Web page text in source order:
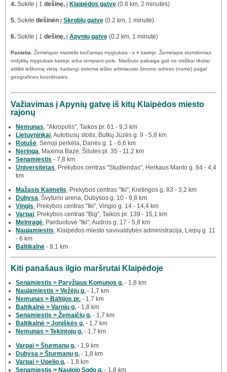
4. Sukite į 1 dešinę, į Klaipėdos gatvę (0.8 km, 2 minutės)
5. Sukite dešinėn į Skroblų gatvę (0.2 km, 1 minutė)
6. Sukite į 1 dešinę, į Apynių gatvę (0.2 km, 1 minutė)
Pastaba. Žemėlapio mastelis keičiamas mygtukais - ir+ kairėje. Žemėlapis stumdomas
rodyklių mygtukais kairėje arba tempiant pele. Maršruto pabaiga gali ne visiškai tiksliai
atitikti ieškomą vietą, kadangi sistema ieško artimiausio žinomo adreso (namo) pagal
geografines koordinates.
Važiavimas į Apynių gatvę iš kitų Klaipėdos miesto
rajonų
Nemunas , "Akropolis", Taikos pr. 61 - 9,3 km
Lietuvninkai , Autobusų stotis, Butkų Juzės g. 9 - 5,8 km
Rotušė , Senoji perkėla, Danės g. 1 - 6,6 km
Neringa , Maxima Bazė, Šilutės pl. 35 - 11,2 km
Senamiestis - 7,8 km
Universitetas , Prekybos centras "Studlendas", Herkaus Manto g. 84 - 4,4
km
Mažasis Kaimelis , Prekybos centras "Iki", Kretingos g. 83 - 3,2 km
Dubysa , Švyturio arena, Dubysos g. 10 - 9,8 km
Vingis , Prekybos centras "Iki", Vingio g. 14 - 14,4 km
Varpai , Prekybos centras "Big", Taikos pr. 139 - 15,1 km
Melnragė , Parduotuvė "Iki", Audros g. 17 - 5,8 km
Naujamiestis , Klaipėdos miesto savivaldybės administracija, Liepų g. 11
- 6 km
Baltikalnė - 8,1 km
Kiti panašaus ilgio maršrutai Klaipėdoje
Senamiestis > Paryžiaus Komunos g. - 1,8 km
Naujamiestis > Vežėjų g. - 1,7 km
Nemunas > Baltijos pr. - 1,7 km
Baltikalnė > Varnių g. - 1,8 km
Senamiestis > Žemaičių g. - 1,7 km
Baltikalnė > Joniškės g. - 1,7 km
Nemunas > Tekintojų g. - 1,7 km
Varpai > Šturmanų g. - 1,9 km
Dubysa > Šturmanų g. - 1,8 km
Varpai > Upelio g. - 1,8 km
Senamiestis > Naujojo Sodo g. - 1,8 km